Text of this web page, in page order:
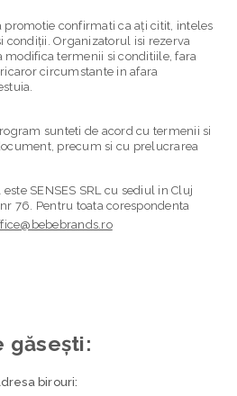
promotie confirmati ca ați citit, inteles
condiții. Organizatorul isi rezerva
modifica termenii si conditiile, fara
circumstante in afara
sunteti de acord cu termenii si
precum si cu prelucrarea
SENSES SRL cu sediul in Cluj
76. Pentru toata corespondenta
găsești:
birouri: